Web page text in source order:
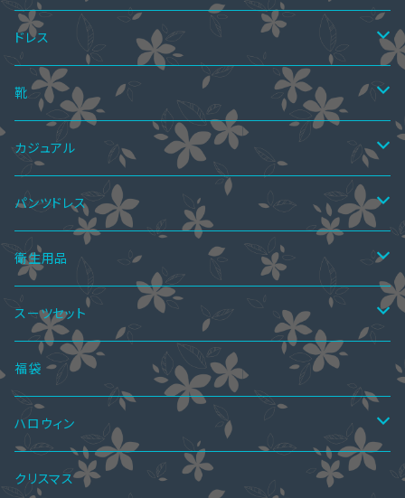
ペアTシャツ
ペアTシャツ&ワンピース
ペアニット
ペア上下セット
ペア水着
ペアインナー
ペアシャツ
ペアシャツ＆ワンピ
ペアパーカ
ペアマフラー
ドレス
ワンピース
ミニドレス
ミディアムドレス
ミモレ丈ドレス
マキシ丈ドレス
オールインワン・パンツドレス
ツーピース
スカートスーツ
パンツスーツ
ワンピーススーツ
ボレロ・ショール
パンツドレス
パーティーバッグ
ブラウス
ドレスインナー
アクセサリー
靴
サマーブーツ
ニーハイブーツ
ロングブーツ
ハーフブーツ
ショートブーツ・ブーティー
秋ブーツ
ニーハイブーツ
ロングブーツ
ハーフブーツ
ショートブーツ・ブーティー
サンダル
レインブーツ
パンプス
ニーハイブーツ
春ブーツ
カジュアル
ワンピース
オールインワン
サロペットスカート
ツーピース
トップス
カーディガン
Tシャツ
ニット・セーター
ボトムス
レギンス
スカート
ジャケット
オールインワン
パンツドレス
セットアップ
オールインワン
衛生用品
手袋
スーツセット
4点セット
2点セット
ワンピーススーツ
3点セット
福袋
ハロウィン
ロリータ服
クリスマス